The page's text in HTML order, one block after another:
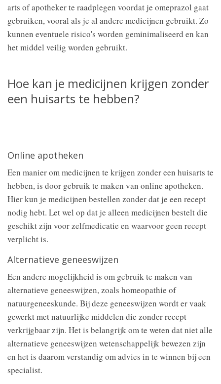
arts of apotheker te raadplegen voordat je omeprazol gaat
gebruiken, vooral als je al andere medicijnen gebruikt. Zo
kunnen eventuele risico's worden geminimaliseerd en kan
het middel veilig worden gebruikt.
Hoe kan je medicijnen krijgen zonder
een huisarts te hebben?
Online apotheken
Een manier om medicijnen te krijgen zonder een huisarts te
hebben, is door gebruik te maken van online apotheken.
Hier kun je medicijnen bestellen zonder dat je een recept
nodig hebt. Let wel op dat je alleen medicijnen bestelt die
geschikt zijn voor zelfmedicatie en waarvoor geen recept
verplicht is.
Alternatieve geneeswijzen
Een andere mogelijkheid is om gebruik te maken van
alternatieve geneeswijzen, zoals homeopathie of
natuurgeneeskunde. Bij deze geneeswijzen wordt er vaak
gewerkt met natuurlijke middelen die zonder recept
verkrijgbaar zijn. Het is belangrijk om te weten dat niet alle
alternatieve geneeswijzen wetenschappelijk bewezen zijn
en het is daarom verstandig om advies in te winnen bij een
specialist.